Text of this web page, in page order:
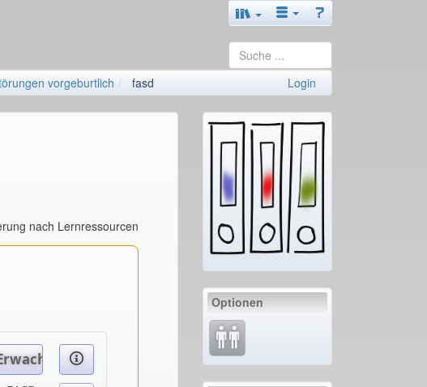
vorgeburtlich fasd Login
nach Lernressourcen
Optionen